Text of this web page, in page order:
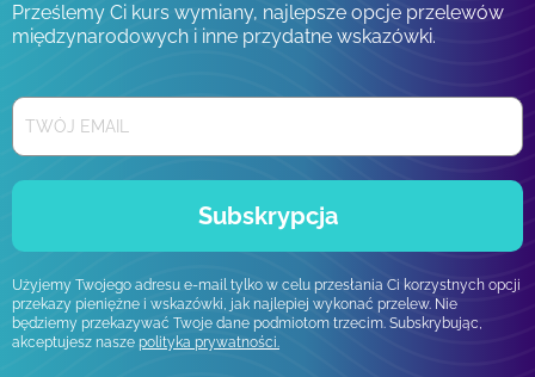
Prześlemy Ci kurs wymiany, najlepsze opcje przelewów
międzynarodowych i inne przydatne wskazówki.
Subskrypcja
Użyjemy Twojego adresu e-mail tylko w celu przesłania Ci korzystnych opcji
przekazy pieniężne i wskazówki, jak najlepiej wykonać przelew. Nie
będziemy przekazywać Twoje dane podmiotom trzecim. Subskrybując,
akceptujesz nasze polityka prywatności.